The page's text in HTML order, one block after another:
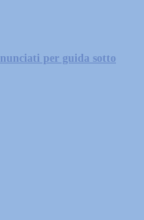
per guida sotto